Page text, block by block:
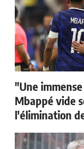
"Une
Mbappé vide
l'élimination